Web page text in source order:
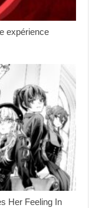
expérience
Her Feeling In